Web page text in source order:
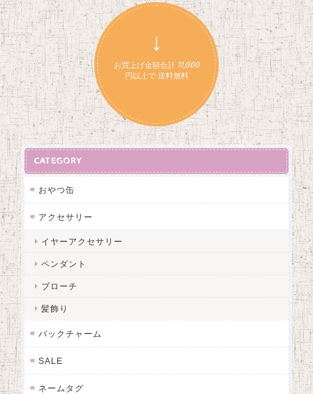
↓
お買上げ金額合計 11,000
円以上で 送料無料
CATEGORY
おやつ缶
アクセサリー
イヤーアクセサリー
ペンダント
ブローチ
髪飾り
バックチャーム
SALE
ネームタグ